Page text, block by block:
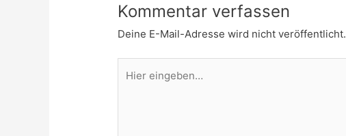
Kommentar verfassen
Deine E-Mail-Adresse wird nicht veröffentlicht.